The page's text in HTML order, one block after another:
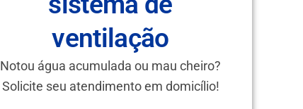
ventilação
Notou água acumulada ou mau cheiro?
Solicite seu atendimento em domicílio!